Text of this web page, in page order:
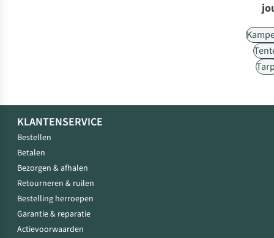
KLANTENSERVICE
Bestellen
Betalen
Bezorgen & afhalen
Retourneren & ruilen
Bestelling herroepen
Garantie & reparatie
Actievoorwaarden